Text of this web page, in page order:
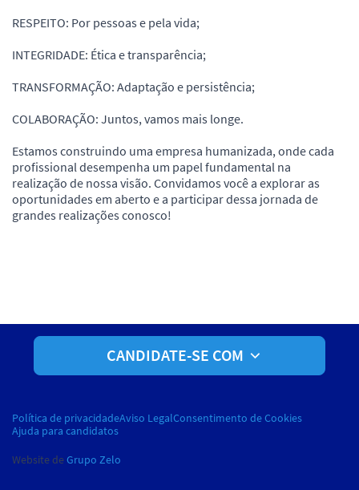
RESPEITO: Por pessoas e pela vida;
INTEGRIDADE: Ética e transparência;
TRANSFORMAÇÃO: Adaptação e persistência;
COLABORAÇÃO: Juntos, vamos mais longe.
Estamos construindo uma empresa humanizada, onde cada
profissional desempenha um papel fundamental na
realização de nossa visão. Convidamos você a explorar as
oportunidades em aberto e a participar dessa jornada de
grandes realizações conosco!
CANDIDATE-SE COM
Política de privacidadeAviso LegalConsentimento de Cookies
Ajuda para candidatos
Website de Grupo Zelo